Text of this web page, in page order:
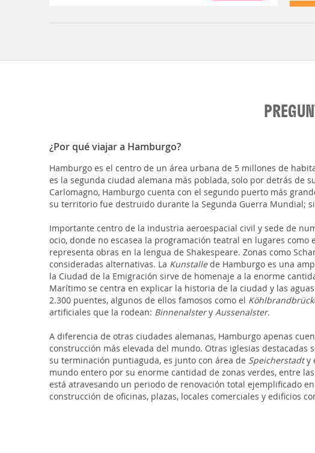
¿Por qué viajar a Hamburgo?
Hamburgo es el centro de un área urbana de 5 millones de
es la segunda ciudad alemana más poblada, solo por detrás de
Carlomagno, Hamburgo cuenta con el segundo puerto más
su territorio fue destruido durante la Segunda Guerra Mundial;
Importante centro de la industria aeroespacial civil y sede de
ocio, donde no escasea la programación teatral en lugares como
representa obras en la lengua de Shakespeare. Zonas como
consideradas alternativas. La Kunstallede Hamburgo es una
la Ciudad de la Emigración sirve de homenaje a la enorme
Marítimo se centra en explicar la historia de la ciudad y las
2.300 puentes, algunos de ellos famosos como el
artificiales que la rodean: Binnenalstery Aussenalster.
A diferencia de otras ciudades alemanas, Hamburgo apenas
construcción más elevada del mundo. Otras iglesias destacadas
su terminación puntiaguda, es junto con área de Speicherstadty
mundo entero por su enorme cantidad de zonas verdes, entre
está atravesando un periodo de renovación total ejemplificado
construcción de oficinas, plazas, locales comerciales y edificios